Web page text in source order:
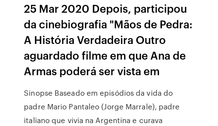
25 Mar 2020 Depois, participou
da cinebiografia "Mãos de Pedra:
A História Verdadeira Outro
aguardado filme em que Ana de
Armas poderá ser vista em
Sinopse Baseado em episódios da vida do
padre Mario Pantaleo (Jorge Marrale), padre
italiano que vivia na Argentina e curava